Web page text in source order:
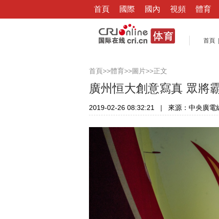
首頁 國際 國內 視頻 體育
首頁
首頁>>體育>>圖片>>正文
廣州恒大創意寫真 眾將
2019-02-26 08:32:21 | 來源：中央廣電